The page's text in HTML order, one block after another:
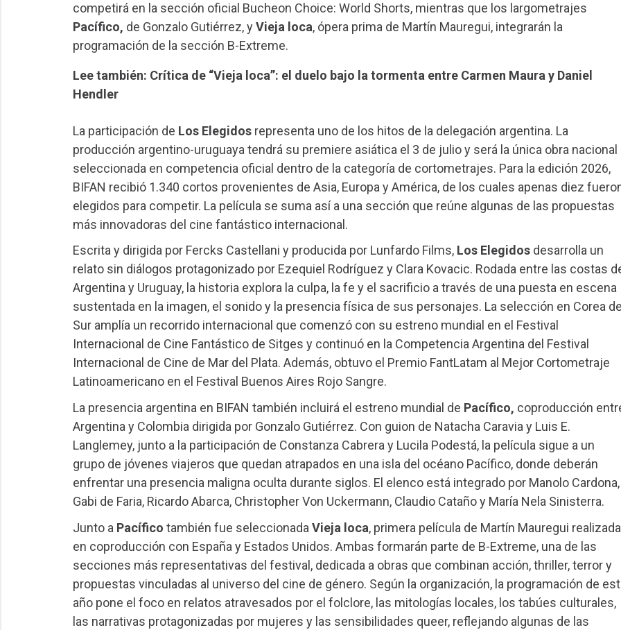
competirá en la sección oficial Bucheon Choice: World Shorts, mientras que los largometrajes
Pacífico, de Gonzalo Gutiérrez, yVieja loca, ópera prima de Martín Mauregui, integrarán la
programación de la sección B-Extreme.
Lee también: Crítica de “Vieja loca”: el duelo bajo la tormenta entre Carmen Maura y Daniel
Hendler
La participación de Los Elegidosrepresenta uno de los hitos de la delegación argentina. La
producción argentino-uruguaya tendrá su premiere asiática el 3 de julio y será la única obra nacional
seleccionada en competencia oficial dentro de la categoría de cortometrajes. Para la edición 2026,
BIFAN recibió 1.340 cortos provenientes de Asia, Europa y América, de los cuales apenas diez
elegidos para competir. La película se suma así a una sección que reúne algunas de las propuestas
más innovadoras del cine fantástico internacional.
Escrita y dirigida por Fercks Castellani y producida por Lunfardo Films, Los Elegidosdesarrolla un
relato sin diálogos protagonizado por Ezequiel Rodríguez y Clara Kovacic. Rodada entre las costas
Argentina y Uruguay, la historia explora la culpa, la fe y el sacrificio a través de una puesta en escena
sustentada en la imagen, el sonido y la presencia física de sus personajes. La selección en Corea
Sur amplía un recorrido internacional que comenzó con su estreno mundial en el Festival
Internacional de Cine Fantástico de Sitges y continuó en la Competencia Argentina del Festival
Internacional de Cine de Mar del Plata. Además, obtuvo el Premio FantLatam al Mejor Cortometraje
Latinoamericano en el Festival Buenos Aires Rojo Sangre.
La presencia argentina en BIFAN también incluirá el estreno mundial de Pacífico, coproducción
Argentina y Colombia dirigida por Gonzalo Gutiérrez. Con guion de Natacha Caravia y Luis E.
Langlemey, junto a la participación de Constanza Cabrera y Lucila Podestá, la película sigue a un
grupo de jóvenes viajeros que quedan atrapados en una isla del océano Pacífico, donde deberán
enfrentar una presencia maligna oculta durante siglos. El elenco está integrado por Manolo Cardona,
Gabi de Faria, Ricardo Abarca, Christopher Von Uckermann, Claudio Cataño y María Nela Sinisterra.
Junto a Pacífico también fue seleccionada Vieja loca, primera película de Martín Mauregui realizada
en coproducción con España y Estados Unidos. Ambas formarán parte de B-Extreme, una de las
secciones más representativas del festival, dedicada a obras que combinan acción, thriller, terror y
propuestas vinculadas al universo del cine de género. Según la organización, la programación de
año pone el foco en relatos atravesados por el folclore, las mitologías locales, los tabúes culturales,
las narrativas protagonizadas por mujeres y las sensibilidades queer, reflejando algunas de las